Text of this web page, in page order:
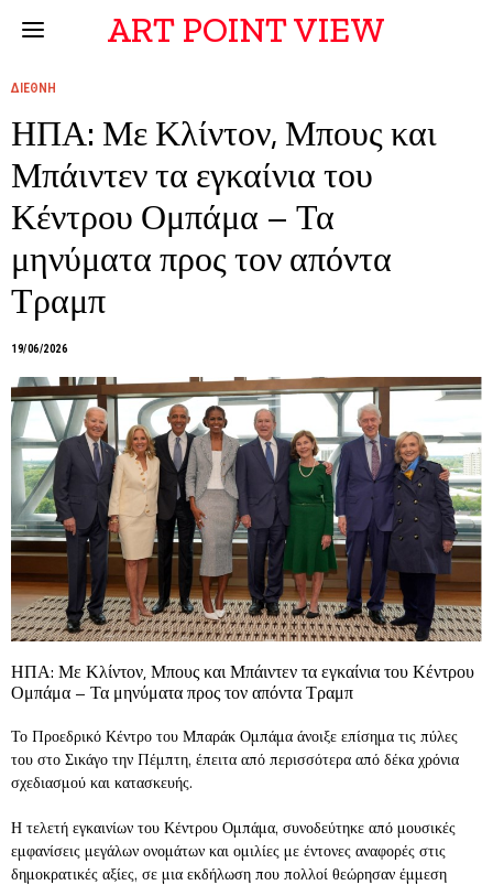
ART POINT VIEW
ΔΙΕΘΝΗ
ΗΠΑ: Με Κλίντον, Μπους και
Μπάιντεν τα εγκαίνια του
Κέντρου Ομπάμα – Τα
μηνύματα προς τον απόντα
Τραμπ
19/06/2026
ΗΠΑ: Με Κλίντον, Μπους και Μπάιντεν τα εγκαίνια του Κέντρου
Ομπάμα – Τα μηνύματα προς τον απόντα Τραμπ
Το Προεδρικό Κέντρο του Μπαράκ Ομπάμα άνοιξε επίσημα τις πύλες
του στο Σικάγο την Πέμπτη, έπειτα από περισσότερα από δέκα χρόνια
σχεδιασμού και κατασκευής.
Η τελετή εγκαινίων του Κέντρου Ομπάμα, συνοδεύτηκε από μουσικές
εμφανίσεις μεγάλων ονομάτων και ομιλίες με έντονες αναφορές στις
δημοκρατικές αξίες, σε μια εκδήλωση που πολλοί θεώρησαν έμμεση